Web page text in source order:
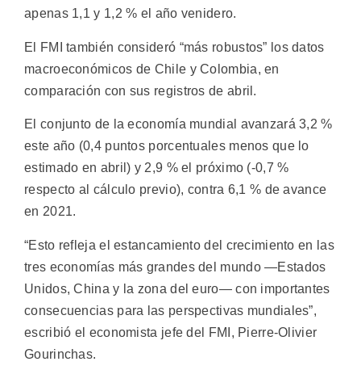
apenas 1,1 y 1,2 % el año venidero.
El FMI también consideró “más robustos” los datos
macroeconómicos de Chile y Colombia, en
comparación con sus registros de abril.
El conjunto de la economía mundial avanzará 3,2 %
este año (0,4 puntos porcentuales menos que lo
estimado en abril) y 2,9 % el próximo (-0,7 %
respecto al cálculo previo), contra 6,1 % de avance
en 2021.
“Esto refleja el estancamiento del crecimiento en las
tres economías más grandes del mundo —Estados
Unidos, China y la zona del euro— con importantes
consecuencias para las perspectivas mundiales”,
escribió el economista jefe del FMI, Pierre-Olivier
Gourinchas.